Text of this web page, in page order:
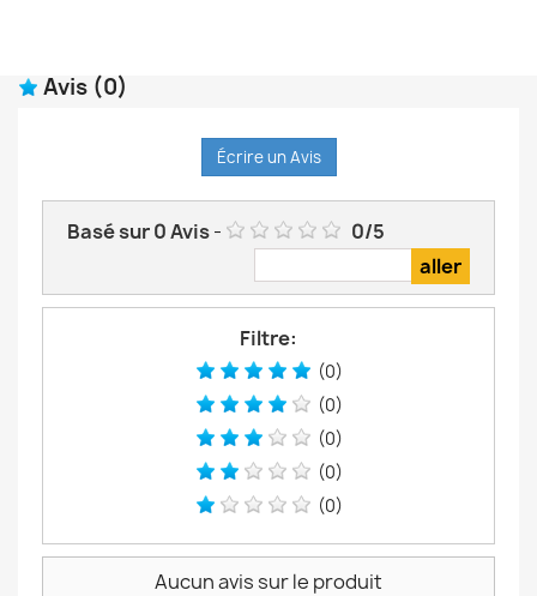
Avis (0)
Écrire un Avis
Basé sur0Avis- 0/5
Filtre:
(0)
(0)
(0)
(0)
(0)
Aucun avis sur le produit